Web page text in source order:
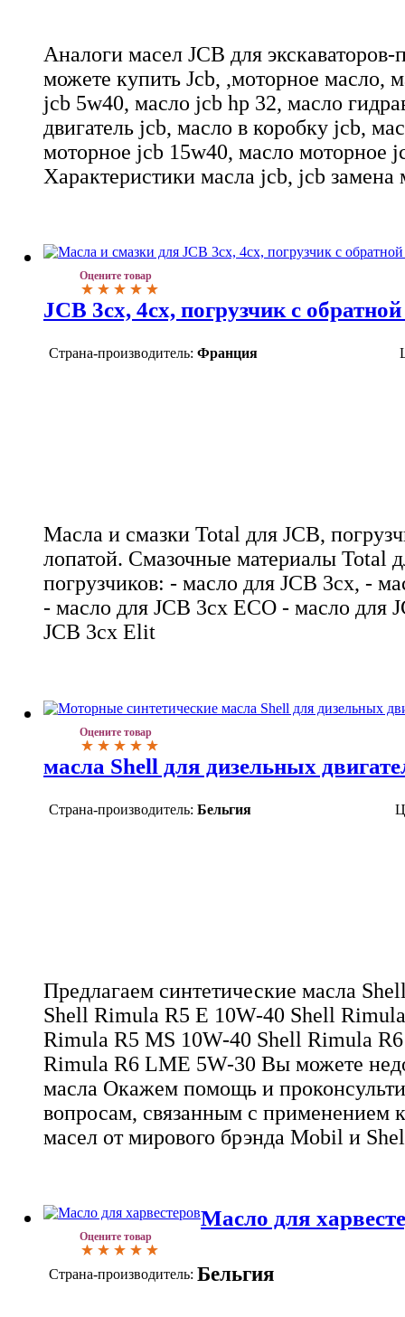
Аналоги масел JCB для
можете купить Jcb, ,моторное масло,
jcb 5w40, масло jcb hp 32, масло
двигатель jcb, масло в коробку jcb,
моторное jcb 15w40, масло моторное
Характеристики масла jcb, jcb замена
Оцените товар
JCB 3cx, 4cx, погрузчик с
Страна-производитель: Франция
Масла и смазки Total для JCB,
лопатой. Смазочные материалы Total
погрузчиков: - масло для JCB 3cx, -
- масло для JCB 3cx ECO - масло для
JCB 3cx Elit
Оцените товар
масла Shell для дизельных
Страна-производитель: Бельгия
Предлагаем синтетические масла
Shell Rimula R5 E 10W-40 Shell
Rimula R5 MS 10W-40 Shell Rimula
Rimula R6 LME 5W-30 Вы можете
масла Окажем помощь и
вопросам, связанным с применением
масел от мирового брэнда Mobil и
Оцените товар
Масло для
Страна-производитель: Бельгия